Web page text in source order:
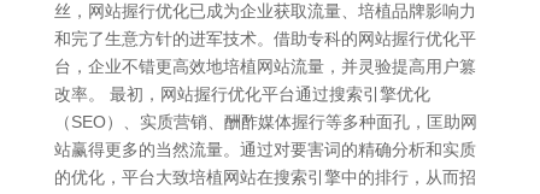
丝，网站握行优化已成为企业获取流量、培植品牌影响力
和完了生意方针的进军技术。借助专科的网站握行优化平
台，企业不错更高效地培植网站流量，并灵验提高用户篡
改率。 最初，网站握行优化平台通过搜索引擎优化
（SEO）、实质营销、酬酢媒体握行等多种面孔，匡助网
站赢得更多的当然流量。通过对要害词的精确分析和实质
的优化，平台大致培植网站在搜索引擎中的排行，从而招